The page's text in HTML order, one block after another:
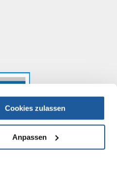
Cookies zulassen
Anpassen